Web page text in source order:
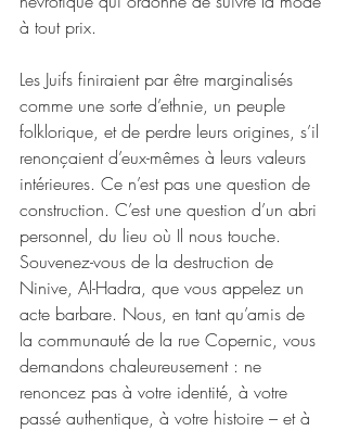
à tout prix.
Les Juifs finiraient par être marginalisés
comme une sorte d’ethnie, un peuple
folklorique, et de perdre leurs origines, s’il
renonçaient d’eux-mêmes à leurs valeurs
intérieures. Ce n’est pas une question de
construction. C’est une question d’un abri
personnel, du lieu où Il nous touche.
Souvenez-vous de la destruction de
Ninive, Al-Hadra, que vous appelez un
acte barbare. Nous, en tant qu’amis de
la communauté de la rue Copernic, vous
demandons chaleureusement : ne
renoncez pas à votre identité, à votre
passé authentique, à votre histoire – et à